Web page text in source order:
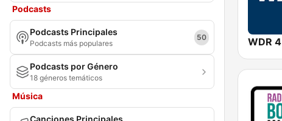
Podcasts
Podcasts Principales
Podcasts más populares
50
Podcasts por Género
18 géneros temáticos
Música
Canciones Principales
WDR 4